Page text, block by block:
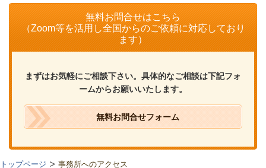
無料お問合せはこちら
（Zoom等を活用し全国からのご依頼に対応しており
ます）
まずはお気軽にご相談下さい。具体的なご相談は下記フォ
ームからお願いいたします。
無料お問合せフォーム
トップページ 事務所へのアクセス